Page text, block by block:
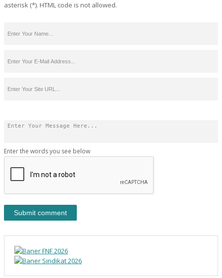
asterisk (*). HTML code is not allowed.
Enter the words you see below